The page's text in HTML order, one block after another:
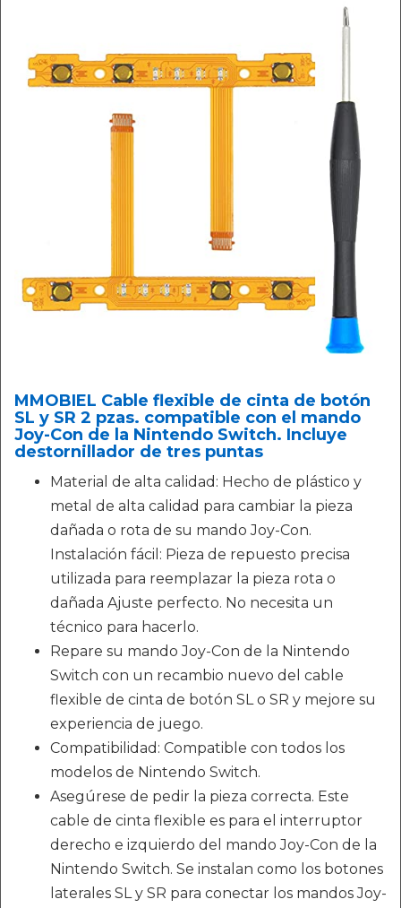
MMOBIEL Cable flexible de cinta de botón
SL y SR 2 pzas. compatible con el mando
Joy-Con de la Nintendo Switch. Incluye
destornillador de tres puntas
Material de alta calidad: Hecho de plástico y
metal de alta calidad para cambiar la pieza
dañada o rota de su mando Joy-Con.
Instalación fácil: Pieza de repuesto precisa
utilizada para reemplazar la pieza rota o
dañada Ajuste perfecto. No necesita un
técnico para hacerlo.
Repare su mando Joy-Con de la Nintendo
Switch con un recambio nuevo del cable
flexible de cinta de botón SL o SR y mejore su
experiencia de juego.
Compatibilidad: Compatible con todos los
modelos de Nintendo Switch.
Asegúrese de pedir la pieza correcta. Este
cable de cinta flexible es para el interruptor
derecho e izquierdo del mando Joy-Con de la
Nintendo Switch. Se instalan como los botones
laterales SL y SR para conectar los mandos Joy-